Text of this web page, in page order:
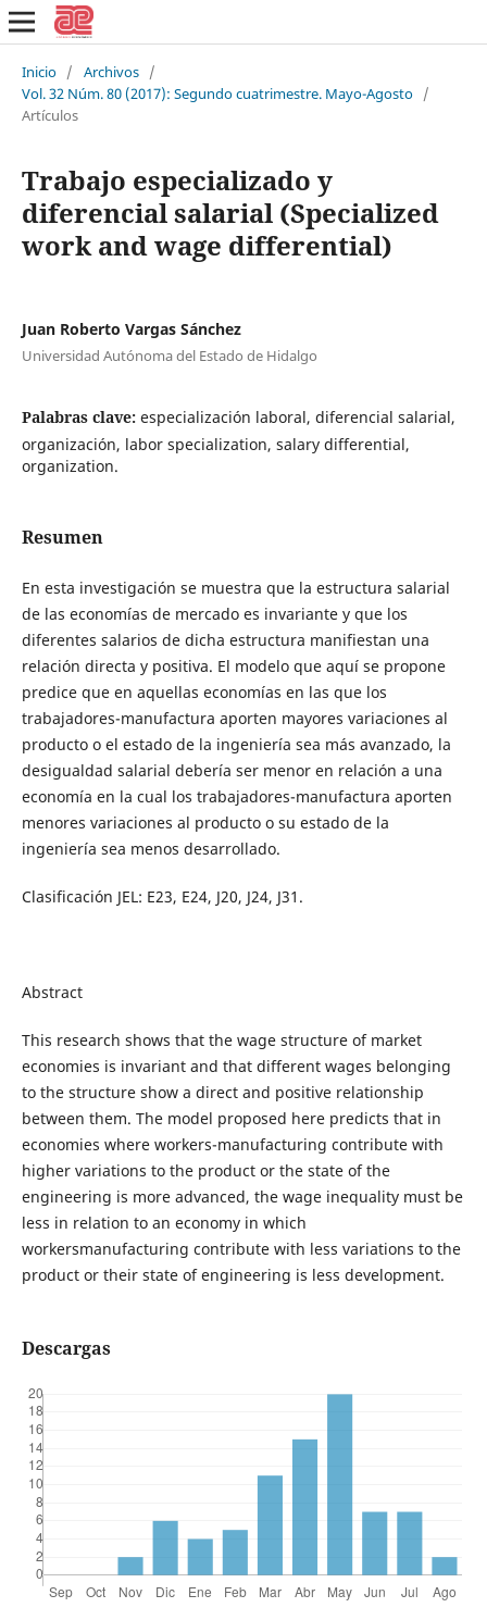
Inicio / Archivos /
Vol. 32 Núm. 80 (2017): Segundo cuatrimestre. Mayo-Agosto /
Artículos
Trabajo especializado y
diferencial salarial (Specialized
work and wage differential)
Juan Roberto Vargas Sánchez
Universidad Autónoma del Estado de Hidalgo
Palabras clave: especialización laboral, diferencial salarial,
organización, labor specialization, salary differential,
organization.
Resumen
En esta investigación se muestra que la estructura salarial
de las economías de mercado es invariante y que los
diferentes salarios de dicha estructura manifiestan una
relación directa y positiva. El modelo que aquí se propone
predice que en aquellas economías en las que los
trabajadores-manufactura aporten mayores variaciones al
producto o el estado de la ingeniería sea más avanzado, la
desigualdad salarial debería ser menor en relación a una
economía en la cual los trabajadores-manufactura aporten
menores variaciones al producto o su estado de la
ingeniería sea menos desarrollado.
Clasificación JEL: E23, E24, J20, J24, J31.
Abstract
This research shows that the wage structure of market
economies is invariant and that different wages belonging
to the structure show a direct and positive relationship
between them. The model proposed here predicts that in
economies where workers-manufacturing contribute with
higher variations to the product or the state of the
engineering is more advanced, the wage inequality must be
less in relation to an economy in which
workersmanufacturing contribute with less variations to the
product or their state of engineering is less development.
Descargas